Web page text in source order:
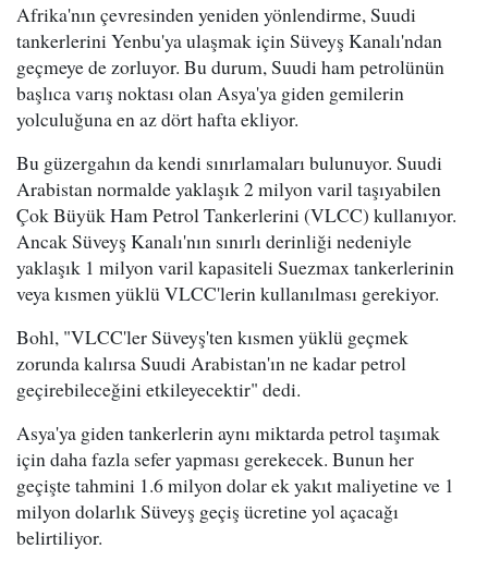
Afrika'nın çevresinden yeniden yönlendirme, Suudi
tankerlerini Yenbu'ya ulaşmak için Süveyş Kanalı'ndan
geçmeye de zorluyor. Bu durum, Suudi ham petrolünün
başlıca varış noktası olan Asya'ya giden gemilerin
yolculuğuna en az dört hafta ekliyor.
Bu güzergahın da kendi sınırlamaları bulunuyor. Suudi
Arabistan normalde yaklaşık 2 milyon varil taşıyabilen
Çok Büyük Ham Petrol Tankerlerini (VLCC) kullanıyor.
Ancak Süveyş Kanalı'nın sınırlı derinliği nedeniyle
yaklaşık 1 milyon varil kapasiteli Suezmax tankerlerinin
veya kısmen yüklü VLCC'lerin kullanılması gerekiyor.
Bohl, "VLCC'ler Süveyş'ten kısmen yüklü geçmek
zorunda kalırsa Suudi Arabistan'ın ne kadar petrol
geçirebileceğini etkileyecektir" dedi.
Asya'ya giden tankerlerin aynı miktarda petrol taşımak
için daha fazla sefer yapması gerekecek. Bunun her
geçişte tahmini 1.6 milyon dolar ek yakıt maliyetine ve 1
milyon dolarlık Süveyş geçiş ücretine yol açacağı
belirtiliyor.